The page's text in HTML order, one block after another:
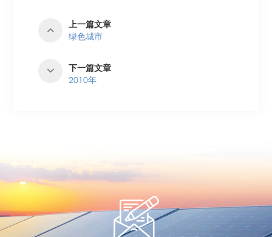
上一篇文章
绿色城市
下一篇文章
2010年